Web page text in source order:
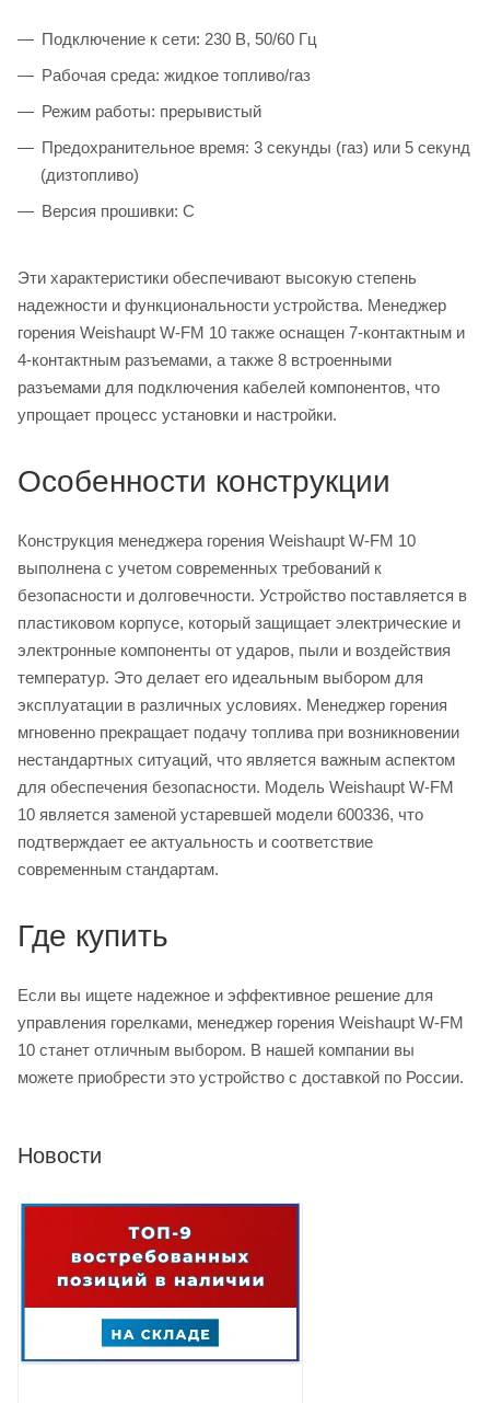
Подключение к сети: 230 В, 50/60 Гц
Рабочая среда: жидкое топливо/газ
Режим работы: прерывистый
Предохранительное время: 3 секунды (газ) или 5 секунд
(дизтопливо)
Версия прошивки: C
Эти характеристики обеспечивают высокую степень
надежности и функциональности устройства. Менеджер
горения Weishaupt W-FM 10 также оснащен 7-контактным и
4-контактным разъемами, а также 8 встроенными
разъемами для подключения кабелей компонентов, что
упрощает процесс установки и настройки.
Особенности конструкции
Конструкция менеджера горения Weishaupt W-FM 10
выполнена с учетом современных требований к
безопасности и долговечности. Устройство поставляется в
пластиковом корпусе, который защищает электрические и
электронные компоненты от ударов, пыли и воздействия
температур. Это делает его идеальным выбором для
эксплуатации в различных условиях. Менеджер горения
мгновенно прекращает подачу топлива при возникновении
нестандартных ситуаций, что является важным аспектом
для обеспечения безопасности. Модель Weishaupt W-FM
10 является заменой устаревшей модели 600336, что
подтверждает ее актуальность и соответствие
современным стандартам.
Где купить
Если вы ищете надежное и эффективное решение для
управления горелками, менеджер горения Weishaupt W-FM
10 станет отличным выбором. В нашей компании вы
можете приобрести это устройство с доставкой по России.
Новости